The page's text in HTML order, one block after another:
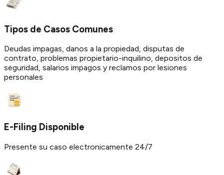
Tipos de Casos Comunes
Deudas impagas, danos a la propiedad, disputas de
contrato, problemas propietario-inquilino, depositos de
seguridad, salarios impagos y reclamos por lesiones
personales
E-Filing Disponible
Presente su caso electronicamente 24/7